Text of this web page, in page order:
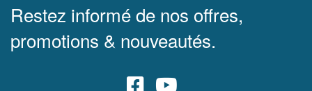
Restez informé de nos offres,
promotions & nouveautés.